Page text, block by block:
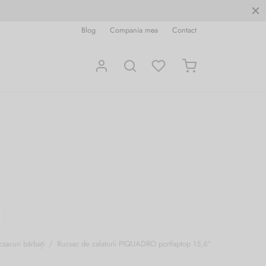
Blog Compania mea Contact
bărbați /
Rucsac de calatorii PIQUADRO portlaptop 15,6”